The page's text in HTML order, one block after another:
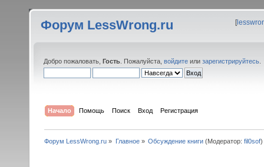
Форум LessWrong.ru [
Добро пожаловать, Гость . Пожалуйста, войдите или зарегистрируйтесь
Начало Помощь Поиск Вход Регистрация
Форум LessWrong.ru » Главное» Обсуждение книги(Модератор: fil0sof)